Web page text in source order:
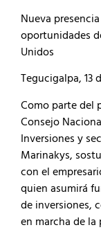
Nueva
oportunidades
Unidos
Tegucigalpa, 13
Como parte del
Consejo
Inversiones y
Marinakys,
con el
quien asumirá
de inversiones,
en marcha de